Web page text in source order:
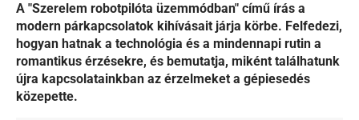
A "Szerelem robotpilóta üzemmódban" című írás a
modern párkapcsolatok kihívásait járja körbe. Felfedezi,
hogyan hatnak a technológia és a mindennapi rutin a
romantikus érzésekre, és bemutatja, miként találhatunk
újra kapcsolatainkban az érzelmeket a gépiesedés
közepette.